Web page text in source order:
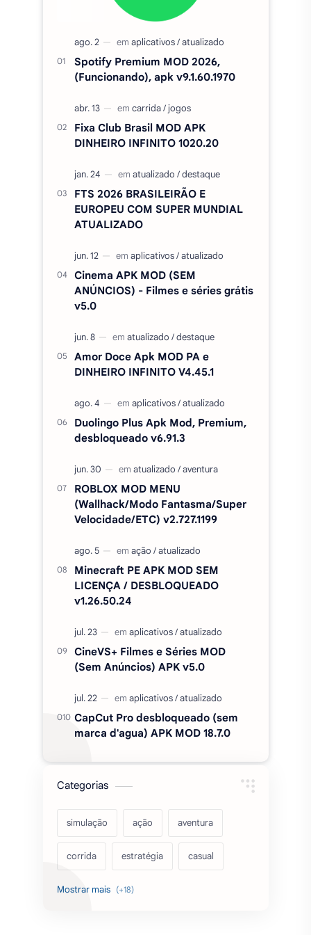
Spotify Premium MOD 2026,
(Funcionando), apk v9.1.60.1970
Fixa Club Brasil MOD APK
DINHEIRO INFINITO 1020.20
FTS 2026 BRASILEIRÃO E
EUROPEU COM SUPER MUNDIAL
ATUALIZADO
Cinema APK MOD (SEM
ANÚNCIOS) - Filmes e séries grátis
v5.0
Amor Doce Apk MOD PA e
DINHEIRO INFINITO V4.45.1
Duolingo Plus Apk Mod, Premium,
desbloqueado v6.91.3
ROBLOX MOD MENU
(Wallhack/Modo Fantasma/Super
Velocidade/ETC) v2.727.1199
Minecraft PE APK MOD SEM
LICENÇA / DESBLOQUEADO
v1.26.50.24
CineVS+ Filmes e Séries MOD
(Sem Anúncios) APK v5.0
CapCut Pro desbloqueado (sem
marca d'agua) APK MOD 18.7.0
Categorias
simulação ação aventura
corrida estratégia casual
acarde esportes